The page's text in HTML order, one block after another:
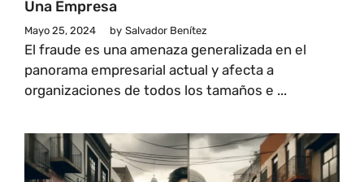
Una Empresa
Mayo 25, 2024 by Salvador Benítez
El fraude es una amenaza generalizada en el
panorama empresarial actual y afecta a
organizaciones de todos los tamaños e ...